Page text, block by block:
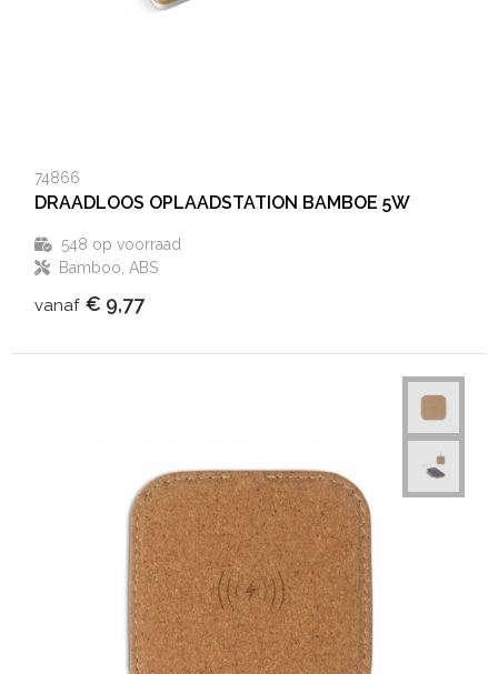
74866
DRAADLOOS OPLAADSTATION BAMBOE 5W
548 op voorraad
Bamboo, ABS
vanaf € 9,77